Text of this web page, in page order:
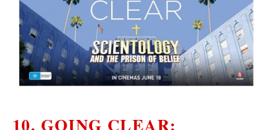
10. GOING CLEAR: